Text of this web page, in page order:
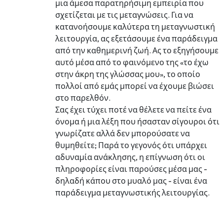
μια άμεσα παρατηρήσιμη εμπειρία που
σχετίζεται με τις μεταγνώσεις. Για να
κατανοήσουμε καλύτερα τη μεταγνωστική
λειτουργία, ας εξετάσουμε ένα παράδειγμα
από την καθημερινή ζωή. Ας το εξηγήσουμε
αυτό μέσα από το φαινόμενο της «το έχω
στην άκρη της γλώσσας μου», το οποίο
πολλοί από εμάς μπορεί να έχουμε βιώσει
στο παρελθόν.
Σας έχει τύχει ποτέ να θέλετε να πείτε ένα
όνομα ή μια λέξη που ήσασταν σίγουροι ότι
γνωρίζατε αλλά δεν μπορούσατε να
θυμηθείτε; Παρά το γεγονός ότι υπάρχει
αδυναμία ανάκλησης, η επίγνωση ότι οι
πληροφορίες είναι παρούσες μέσα μας -
δηλαδή κάπου στο μυαλό μας - είναι ένα
παράδειγμα μεταγνωστικής λειτουργίας.